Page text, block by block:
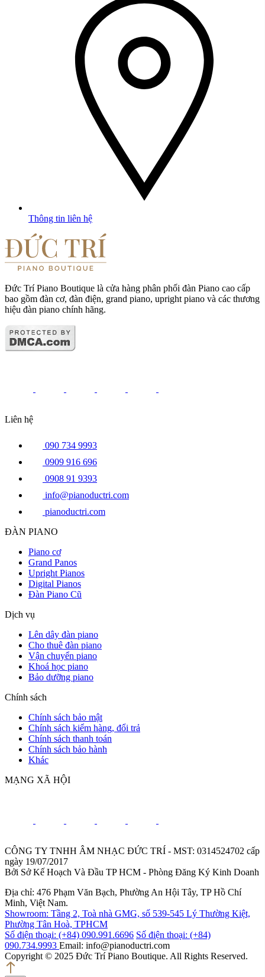
Thông tin liên hệ
Đức Trí Piano Boutique là cửa hàng phân phối đàn Piano cao cấp
bao gồm đàn cơ, đàn điện, grand piano, upright piano và các thương
hiệu đàn piano chính hãng.
Liên hệ
090 734 9993
0909 916 696
0908 91 9393
info@pianoductri.com
pianoductri.com
ĐÀN PIANO
Piano cơ
Grand Panos
Upright Pianos
Digital Pianos
Đàn Piano Cũ
Dịch vụ
Lên dây đàn piano
Cho thuê đàn piano
Vận chuyển piano
Khoá học piano
Bảo dưỡng piano
Chính sách
Chính sách bảo mật
Chính sách kiểm hàng, đổi trả
Chính sách thanh toán
Chính sách bảo hành
Khác
MẠNG XÃ HỘI
CÔNG TY TNHH ÂM NHẠC ĐỨC TRÍ - MST: 0314524702 cấp
ngày 19/07/2017
Bởi Sở Kế Hoạch Và Đầu TP HCM - Phòng Đăng Ký Kinh Doanh
Địa chỉ: 476 Phạm Văn Bạch, Phường An Hội Tây, TP Hồ Chí
Minh, Việt Nam.
Showroom: Tầng 2, Toà nhà GMG, số 539-545 Lý Thường Kiệt,
Phường Tân Hoà, TPHCM
Số điện thoại: (+84) 090.991.6696 Số điện thoại: (+84)
090.734.9993 Email: info@pianoductri.com
Copyright © 2025 Đức Trí Piano Boutique. All Rights Reserved.